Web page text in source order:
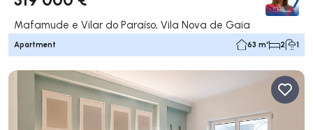
Mafamude e Vilar do Paraíso, Vila Nova de Gaia
Apartment 63 m² 2 1